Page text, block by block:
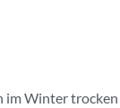
im Winter trocken